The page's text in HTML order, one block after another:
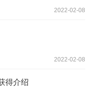
2022-02-08
2022-02-08
得介绍